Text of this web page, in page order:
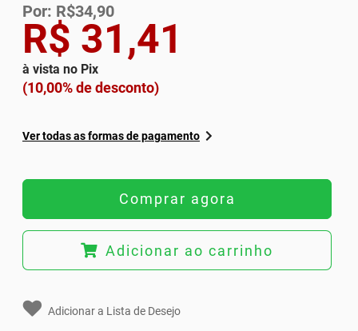
R$ 31,41
à vista no Pix
(10,00% de desconto)
Por: R$34,90
Ver todas as formas de pagamento
Comprar agora
Adicionar ao carrinho
Adicionar a Lista de Desejo